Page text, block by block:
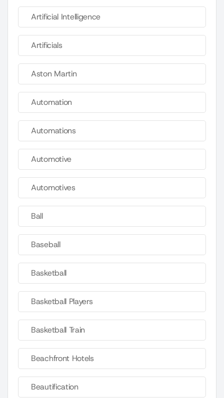
Artificial Intelligence
Artificials
Aston Martin
Automation
Automations
Automotive
Automotives
Ball
Baseball
Basketball
Basketball Players
Basketball Train
Beachfront Hotels
Beautification